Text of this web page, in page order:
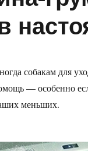
собакам для
— особенно
меньших.